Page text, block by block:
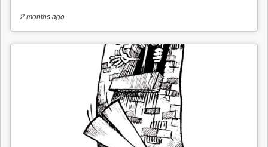
2 monthsago